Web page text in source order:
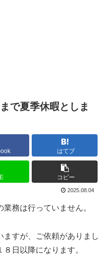
で夏季休暇としま
はてブ
コピー
2025.08.04
務は行っていません。
すが、ご依頼がありまし
日以降になります。